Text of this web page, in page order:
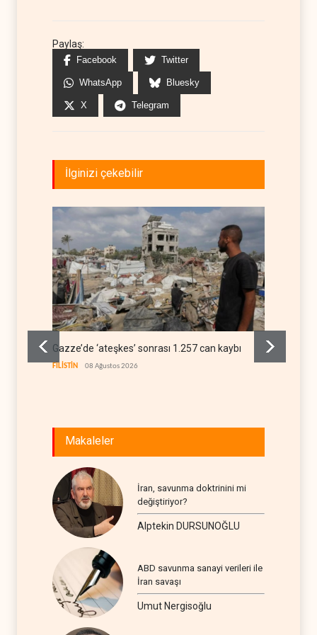
Paylaş:
Facebook Twitter
WhatsApp Bluesky
X Telegram
İlginizi çekebilir
Gazze’de ‘ateşkes’ sonrası 1.257 can kaybı
FİLİSTİN 08 Ağustos 2026
Makaleler
İran, savunma doktrinini mi
değiştiriyor?
Alptekin DURSUNOĞLU
ABD savunma sanayi verileri ile
İran savaşı
Umut Nergisoğlu